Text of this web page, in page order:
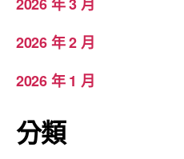
2026 年 2 月
2026 年 1 月
分類